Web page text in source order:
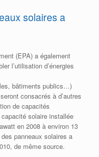
solaires a
(EPA) a également
l’utilisation d’énergies
bâtiments publics…)
consacrés à d’autres
de capacités
solaire installée
en 2008 à environ 13
panneaux solaires a
de même source.